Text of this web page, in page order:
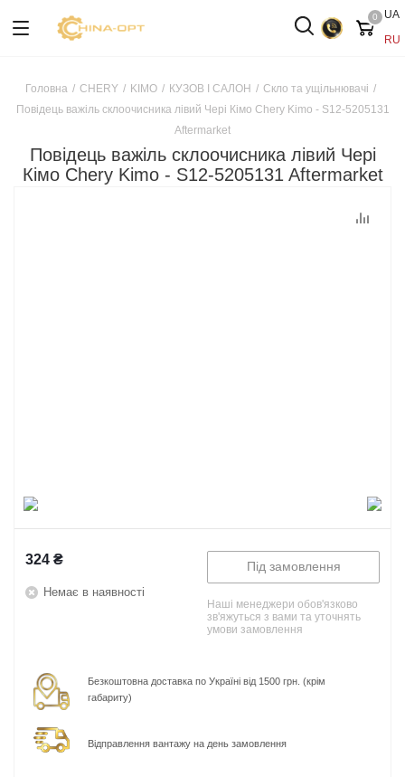
UA
RU
0
Головна / CHERY / KIMO / КУЗОВ І САЛОН / Скло та ущільнювачі /
Повідець важіль склоочисника лівий Чері Кімо Chery Kimo - S12-5205131
Aftermarket
Повідець важіль склоочисника лівий Чері
Кімо Chery Kimo - S12-5205131 Aftermarket
324 ₴
Немає в наявності
Під замовлення
Наші менеджери обов'язково
зв'яжуться з вами та уточнять
умови замовлення
Безкоштовна доставка по Україні від 1500 грн. (крім
габариту)
Відправлення вантажу на день замовлення